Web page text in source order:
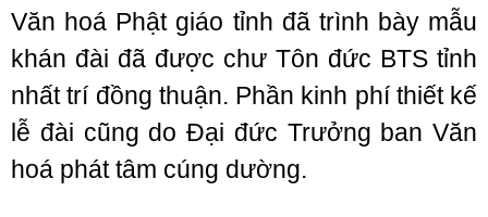
Văn hoá Phật giáo tỉnh đã trình bày mẫu
khán đài đã được chư Tôn đức BTS tỉnh
nhất trí đồng thuận. Phần kinh phí thiết kế
lễ đài cũng do Đại đức Trưởng ban Văn
hoá phát tâm cúng dường.